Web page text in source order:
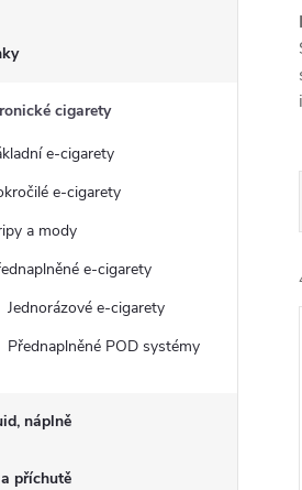
cigarety
e-cigarety
e-cigarety
a mody
e-cigarety
Jednorázové e-cigarety
Přednaplněné POD systémy
náplně
příchutě